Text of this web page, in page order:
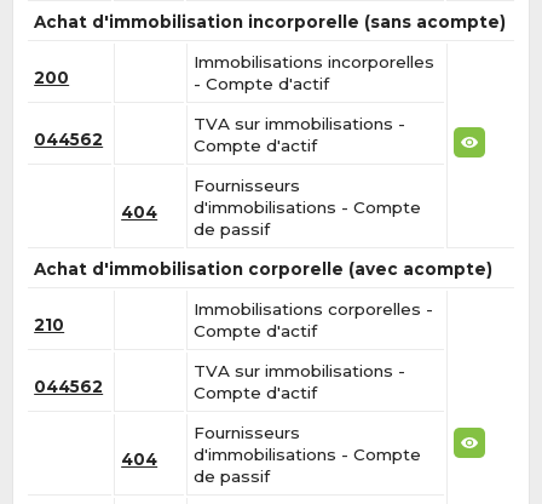
Achat d'immobilisation incorporelle (sans acompte)
200
Immobilisations incorporelles
- Compte d'actif
044562
TVA sur immobilisations -
Compte d'actif
404
Fournisseurs
d'immobilisations - Compte
de passif
Achat d'immobilisation corporelle (avec acompte)
210
Immobilisations corporelles -
Compte d'actif
044562
TVA sur immobilisations -
Compte d'actif
404
Fournisseurs
d'immobilisations - Compte
de passif